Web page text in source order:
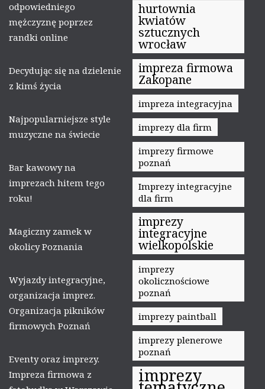
odpowiedniego
mężczyznę poprzez
randki online
Decydując się na dzielenie
z kimś życia
Najpopularniejsze style
muzyczne na świecie
Bar kawowy na
imprezach hitem tego
roku!
Magiczny zamek w
okolicy Poznania
Wyjazdy integracyjne,
organizacja imprez.
Organizacja pikników
firmowych Poznań
Eventy oraz imprezy.
Impreza firmowa z
hurtownia
kwiatów
sztucznych
wrocław
impreza firmowa
Zakopane
impreza integracyjna
imprezy dla firm
imprezy firmowe
poznań
Imprezy integracyjne
dla firm
imprezy
integracyjne
wielkopolskie
imprezy
okolicznościowe
poznań
imprezy paintball
imprezy plenerowe
poznań
imprezy